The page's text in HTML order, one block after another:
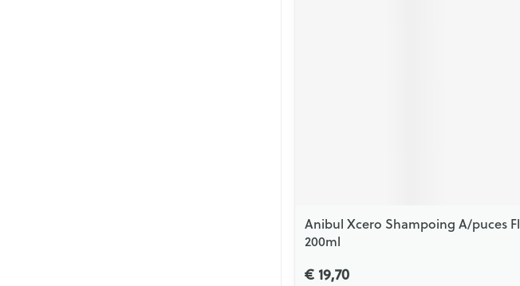
Anibul Xcero Shampoing A/puces Fl
200ml
€ 19,70